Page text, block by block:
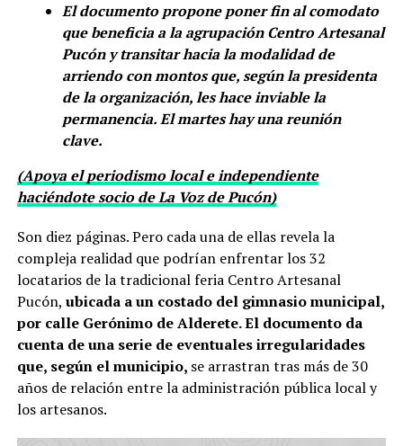
El documento propone poner fin al comodato
que beneficia a la agrupación Centro Artesanal
Pucón y transitar hacia la modalidad de
arriendo con montos que, según la presidenta
de la organización, les hace inviable la
permanencia. El martes hay una reunión
clave.
(Apoya el periodismo local e independiente
haciéndote socio de La Voz de Pucón)
Son diez páginas. Pero cada una de ellas revela la
compleja realidad que podrían enfrentar los 32
locatarios de la tradicional feria Centro Artesanal
Pucón, ubicada a un costado del gimnasio municipal,
por calle Gerónimo de Alderete. El documento da
cuenta de una serie de eventuales irregularidades
que, según el municipio, se arrastran tras más de 30
años de relación entre la administración pública local y
los artesanos.